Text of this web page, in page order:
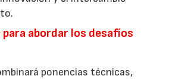
para abordar los desafíos
ponencias técnicas,